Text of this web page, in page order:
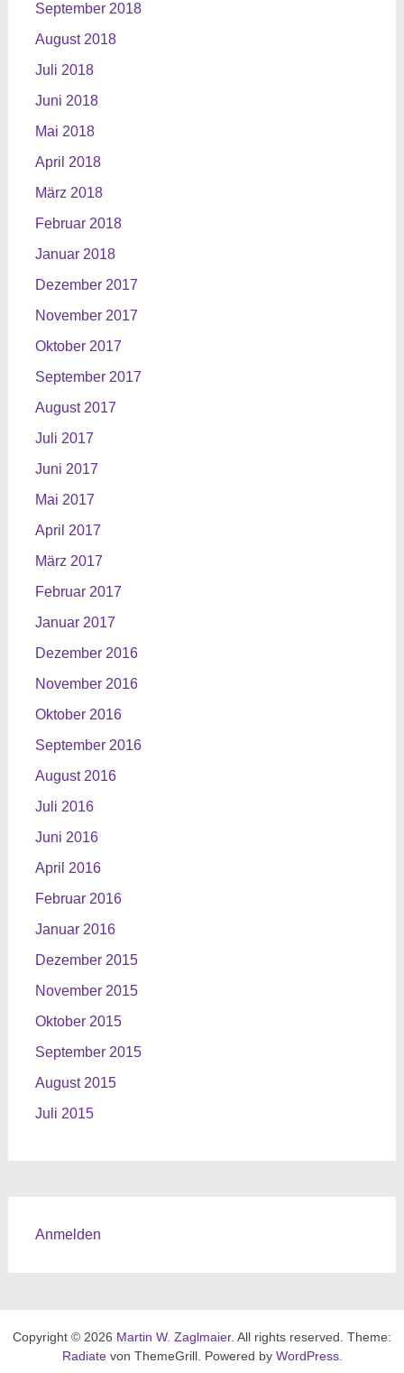
September 2018
August 2018
Juli 2018
Juni 2018
Mai 2018
April 2018
März 2018
Februar 2018
Januar 2018
Dezember 2017
November 2017
Oktober 2017
September 2017
August 2017
Juli 2017
Juni 2017
Mai 2017
April 2017
März 2017
Februar 2017
Januar 2017
Dezember 2016
November 2016
Oktober 2016
September 2016
August 2016
Juli 2016
Juni 2016
April 2016
Februar 2016
Januar 2016
Dezember 2015
November 2015
Oktober 2015
September 2015
August 2015
Juli 2015
Anmelden
Copyright © 2026 Martin W. Zaglmaier. All rights reserved. Theme:
Radiatevon ThemeGrill. Powered by WordPress.